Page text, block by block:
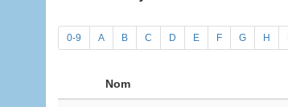
0-9 A B C D E F G H
Nom